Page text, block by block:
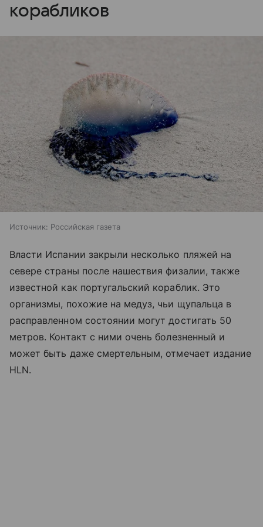
корабликов
Источник: Российская газета
Власти Испании закрыли несколько пляжей на
севере страны после нашествия физалии, также
известной как португальский кораблик. Это
организмы, похожие на медуз, чьи щупальца в
расправленном состоянии могут достигать 50
метров. Контакт с ними очень болезненный и
может быть даже смертельным, отмечает издание
HLN.